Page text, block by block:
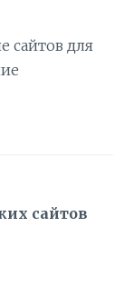
сайтов для
сайтов